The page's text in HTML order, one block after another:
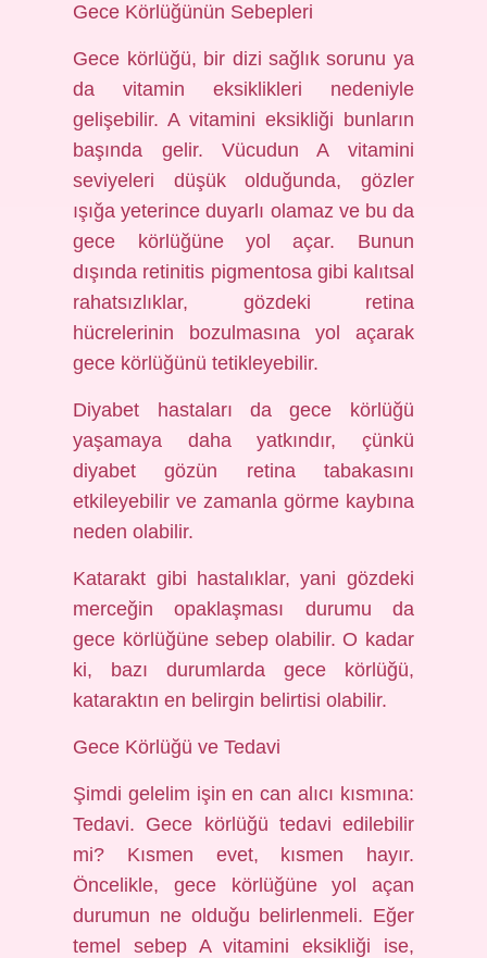
Gece Körlüğünün Sebepleri
Gece körlüğü, bir dizi sağlık sorunu ya
da vitamin eksiklikleri nedeniyle
gelişebilir. A vitamini eksikliği bunların
başında gelir. Vücudun A vitamini
seviyeleri düşük olduğunda, gözler
ışığa yeterince duyarlı olamaz ve bu da
gece körlüğüne yol açar. Bunun
dışında retinitis pigmentosa gibi kalıtsal
rahatsızlıklar, gözdeki retina
hücrelerinin bozulmasına yol açarak
gece körlüğünü tetikleyebilir.
Diyabet hastaları da gece körlüğü
yaşamaya daha yatkındır, çünkü
diyabet gözün retina tabakasını
etkileyebilir ve zamanla görme kaybına
neden olabilir.
Katarakt gibi hastalıklar, yani gözdeki
merceğin opaklaşması durumu da
gece körlüğüne sebep olabilir. O kadar
ki, bazı durumlarda gece körlüğü,
kataraktın en belirgin belirtisi olabilir.
Gece Körlüğü ve Tedavi
Şimdi gelelim işin en can alıcı kısmına:
Tedavi. Gece körlüğü tedavi edilebilir
mi? Kısmen evet, kısmen hayır.
Öncelikle, gece körlüğüne yol açan
durumun ne olduğu belirlenmeli. Eğer
temel sebep A vitamini eksikliği ise,